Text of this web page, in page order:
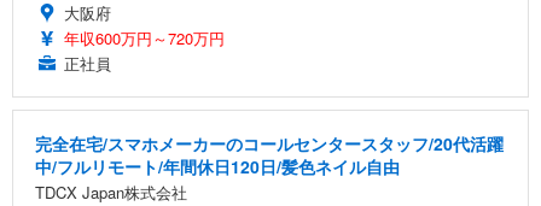
大阪府
年収600万円～720万円
正社員
完全在宅/スマホメーカーのコールセンタースタッフ/20代活躍
中/フルリモート/年間休日120日/髪色ネイル自由
TDCX Japan株式会社